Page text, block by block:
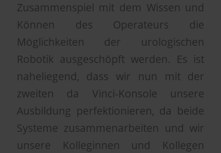
Zusammenspiel mit dem Wissen und
Können des Operateurs die
Möglichkeiten der urologischen
Robotik ausgeschöpft werden. Es ist
naheliegend, dass wir nun mit der
zweiten da Vinci-Konsole unsere
Ausbildung perfektionieren, da beide
Systeme zusammenarbeiten und wir
unsere Kolleginnen und Kollegen